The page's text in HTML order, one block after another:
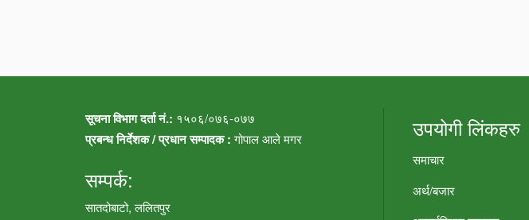
सूचना विभाग दर्ता नं.: १५०६/०७६-०७७
प्रबन्ध निर्देशक / प्रधान सम्पादक :गोपाल आले मगर
सम्पर्क:
सातदोबाटो, ललितपुर
उपयोगी लिंकहरु
समाचार
अर्थ/बजार